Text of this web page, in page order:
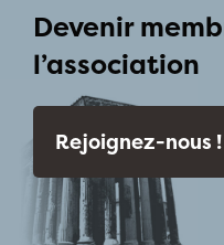
Devenir
l’association
Rejoignez-nous !